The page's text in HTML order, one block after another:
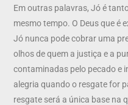
Em outras palavras, Jó é
mesmo tempo. O Deus que é
Jó nunca pode cobrar uma
olhos de quem a justiça e a
contaminadas pelo pecado e
alegria quando o resgate for
resgate será a única base na